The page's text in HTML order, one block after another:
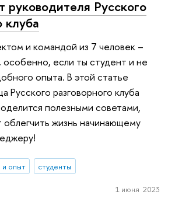
руководителя Русского
клуба
и командой из 7 человек –
если ты студент и не
опыта. В этой статье
Русского разговорного клуба
полезными советами,
облегчить жизнь начинающему
и опыт студенты
1 июня 2023